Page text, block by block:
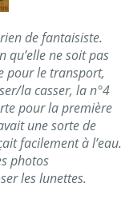
de fantaisiste.
qu’elle ne soit pas
pour le transport,
la casser, la n°4
pour la première
une sorte de
facilement à l’eau.
photos
les lunettes.